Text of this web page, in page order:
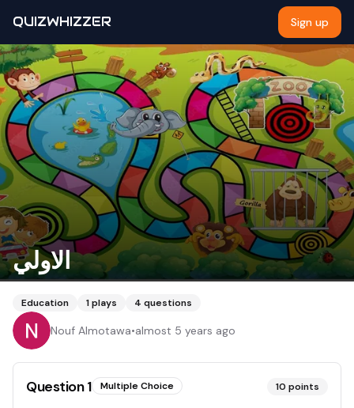
QUIZWHIZZER Sign up
الاولي
Education 1plays 4 questions
Nouf Almotawa•almost 5 years ago
Question1 Multiple Choice 10 points